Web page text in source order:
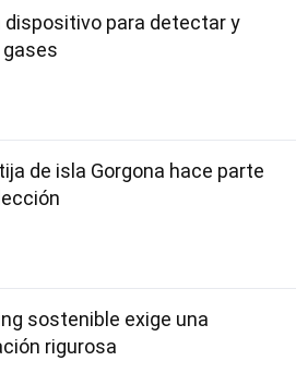
dispositivo para detectar y
de isla Gorgona hace parte
sostenible exige una
rigurosa